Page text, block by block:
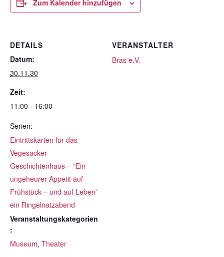
Zum Kalender hinzufügen
DETAILS
Datum:
30.11.30
Zeit:
11:00 - 16:00
Serien:
Eintrittskarten für das
Vegesacker
Geschichtenhaus – “Ein
ungeheurer Appetit auf
Frühstück – und auf Leben”
ein Ringelnatzabend
Veranstaltungskategorien
:
Museum, Theater
VERANSTALTER
Bras e.V.